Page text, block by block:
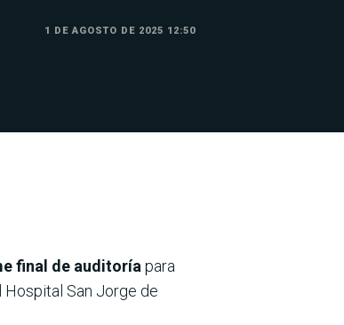
1 DE AGOSTO DE 2025 12:50
final de auditoríapara
San Jorge de